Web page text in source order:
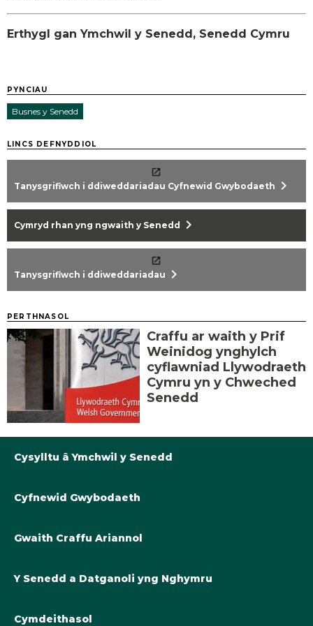
Erthygl gan Ymchwil y Senedd, Senedd Cymru
PYNCIAU
Busnes y Senedd
LINCS DEFNYDDIOL
Tanysgrifiwch i ddiweddariadau Cyfnewid Gwybodaeth chevron_right
Cymryd rhan yng ngwaith y Senedd chevron_right
Tanysgrifiwch i ddiweddariadau chevron_right
PERTHNASOL
Craffu ar waith y Prif
Weinidog ynghylch
cyflawniad Llywodraeth
Cymru yn y Chweched
Senedd
Cysylltu â Ymchwil y Senedd
Llyfrgell@Senedd.Cymru
Cyfnewid Gwybodaeth
Y Cynllun Cymrodoriaeth Academaidd
Gwaith Craffu Ariannol
Datganoli cyllidol yng Nghymru
Y Senedd a Datganoli yng Nghymru
Cymdeithasol